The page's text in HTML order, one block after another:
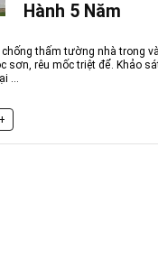
Hành 5 Năm
chống thấm tường nhà trong
sơn, rêu mốc triệt để. Khảo
...